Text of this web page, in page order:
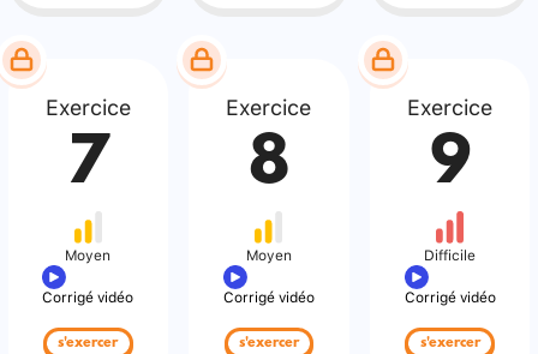
Exercice
7
Moyen
Corrigé vidéo
s'exercer
Exercice
8
Moyen
Corrigé vidéo
s'exercer
Exercice
9
Difficile
Corrigé vidéo
s'exercer